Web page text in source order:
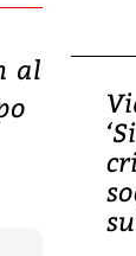
al